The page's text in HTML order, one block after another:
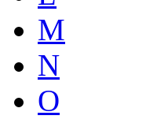
M
N
O